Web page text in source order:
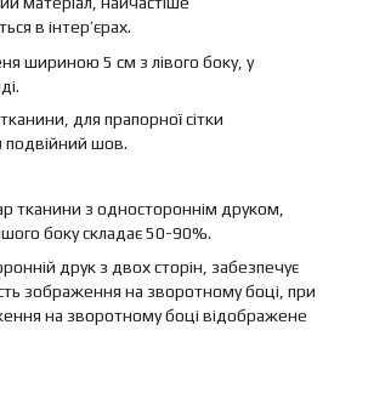
в інтер’єрах.
шириною 5 см з лівого боку, у
для прапорної сітки
подвійний шов.
тканини з одностороннім друком,
боку складає 50-90%.
друк з двох сторін, забезпечує
зображення на зворотному боці, при
на зворотному боці відображене